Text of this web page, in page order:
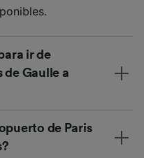
ir de
de Gaulle a
de Paris